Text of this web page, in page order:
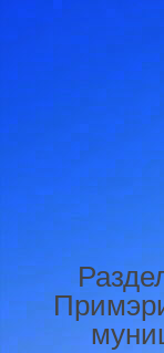
Перейти к